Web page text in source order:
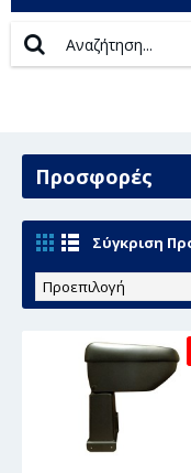
Προσφορές
Σύγκριση